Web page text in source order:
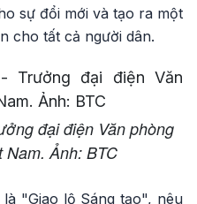
sự đổi mới và tạo ra một
cho tất cả người dân.
đại điện Văn phòng
Nam. Ảnh: BTC
"Giao lộ Sáng tạo", nêu